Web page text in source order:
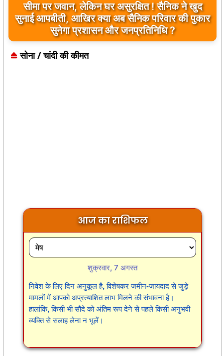
सीमा पर जवान, लेकिन घर असुरक्षित ! सैनिक ने खुद
सुनाई आपबीती, आखिर क्या अब सैनिक परिवार की पुकार
सुनेगा प्रशासन और जनप्रतिनिधि ?
सोना / चांदी की कीमत
आज का राशिफल
शुक्रवार, 7 अगस्त
निवेश के लिए दिन अनुकूल है, विशेषकर जमीन-जायदाद से जुड़े
मामलों में आपको अप्रत्याशित लाभ मिलने की संभावना है।
हालांकि, किसी भी सौदे को अंतिम रूप देने से पहले किसी अनुभवी
व्यक्ति से सलाह लेना न भूलें।